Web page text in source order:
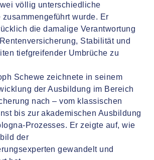
völlig unterschiedliche
zusammengeführt wurde. Er
die damalige Verantwortung
Stabilität und
tiefgreifender Umbrüche zu
Schewe zeichnete in seinem
der Ausbildung im Bereich
nach – vom klassischen
bis zur akademischen Ausbildung
Prozesses. Er zeigte auf, wie
der
gewandelt und